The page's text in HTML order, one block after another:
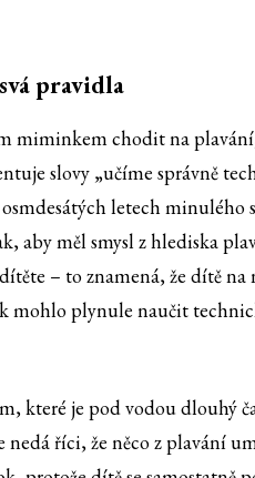
pravidla
miminkem chodit na
slovy „učíme správně
letech
aby měl smysl z hlediska
– to znamená, že dítě
mohlo plynule naučit
které je pod vodou dlouhý
nedá říci, že něco z plavání